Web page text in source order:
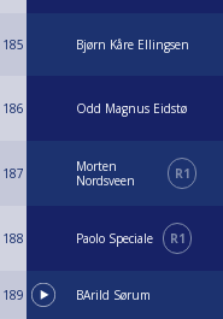
185 Bjørn Kåre Ellingsen
186 Odd Magnus Eidstø
187
Morten
Nordsveen
R1
188 Paolo Speciale R1
189 BArild Sørum